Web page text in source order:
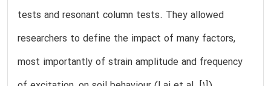
tests and resonant column tests. They allowed
researchers to define the impact of many factors,
most importantly of strain amplitude and frequency